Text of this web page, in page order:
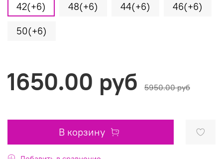
42(+6) 48(+6) 44(+6) 46(+6)
50(+6)
1650.00 руб 5950.00 руб
В корзину